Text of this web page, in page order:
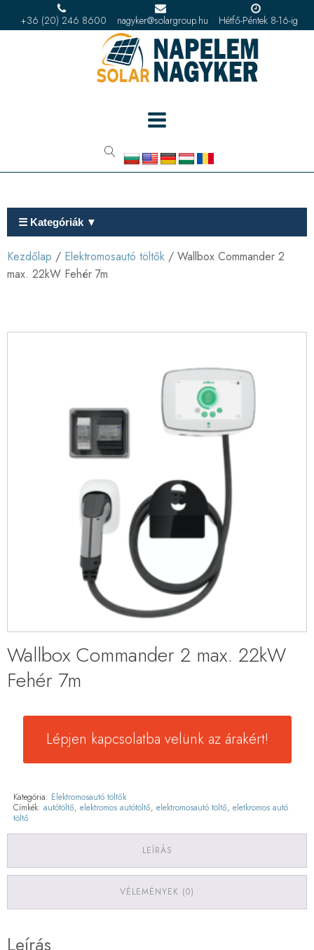
+36 (20) 246 8600 nagyker@solargroup.hu Hétfő-Péntek 8-16-ig
☰ Kategóriák ▼
Kezdőlap / Elektromosautó töltők / Wallbox Commander 2
max. 22kW Fehér 7m
Wallbox Commander 2 max. 22kW
Fehér 7m
Lépjen kapcsolatba velünk az árakért!
Kategória: Elektromosautó töltők
Címkék: autótöltő, elektromos autótöltő, elektromosautó töltő, eletkromos autó
töltő
LEÍRÁS
VÉLEMÉNYEK (0)
Leírás